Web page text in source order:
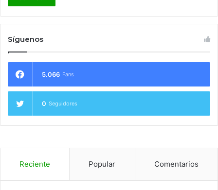
Síguenos
5.066 Fans
0 Seguidores
Reciente Popular Comentarios